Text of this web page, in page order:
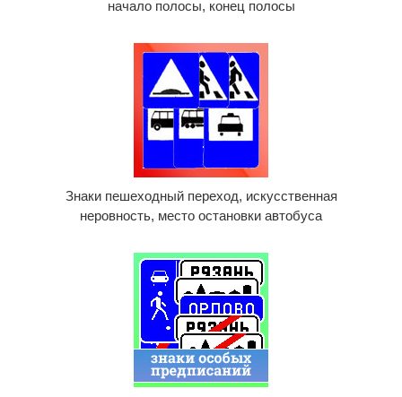
начало полосы, конец полосы
Знаки пешеходный переход, искусственная
неровность, место остановки автобуса